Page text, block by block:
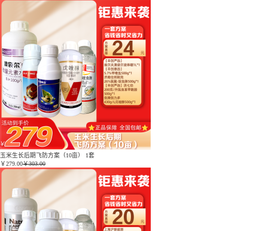
玉米生长后期飞防方案（10亩） 1套
￥279.00￥303.00